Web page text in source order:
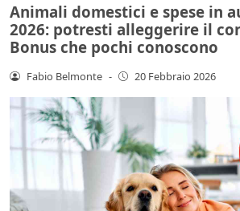
Animali domestici e spese in
2026: potresti alleggerire il
Bonus che pochi conoscono
Fabio Belmonte - 20 Febbraio 2026